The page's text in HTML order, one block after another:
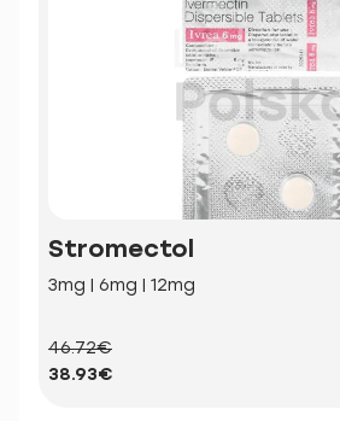
Stromectol
3mg | 6mg | 12mg
46.72€
38.93€